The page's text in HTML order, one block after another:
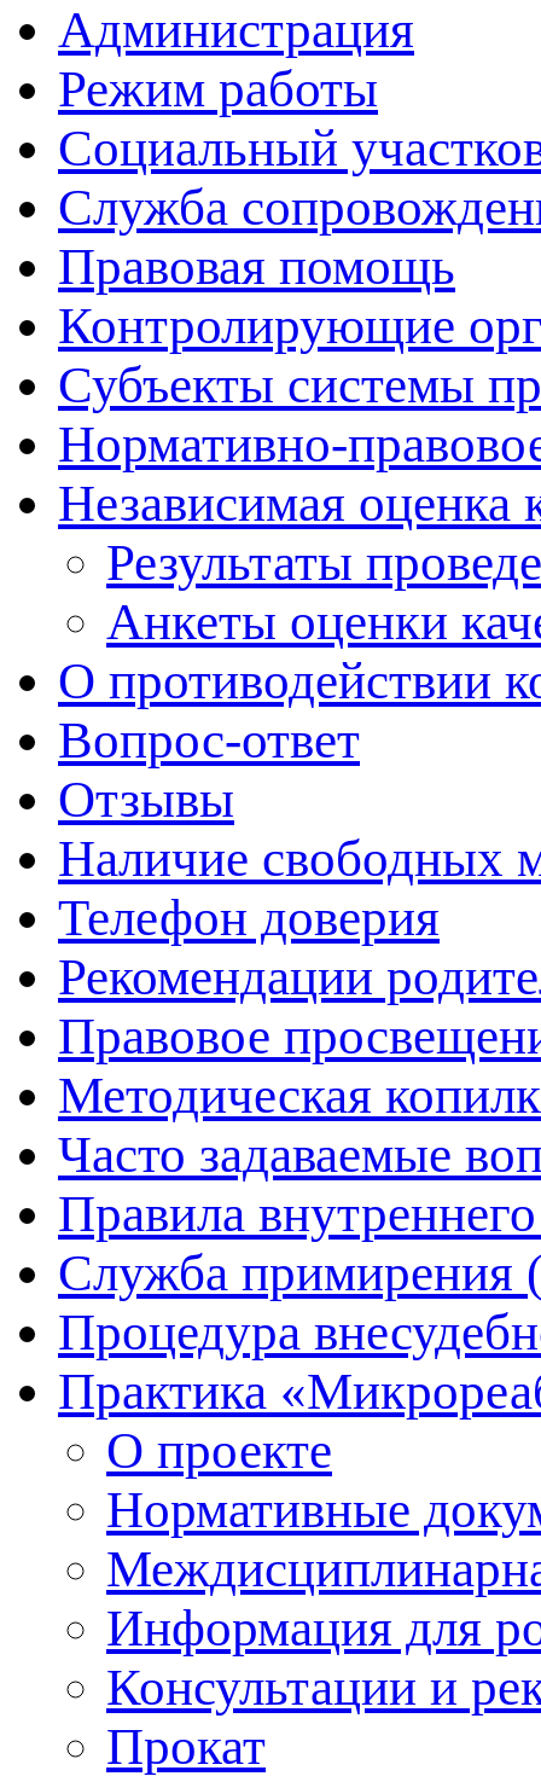
Администрация
Режим работы
Социальный
Служба
Правовая помощь
Контролирующие
Субъекты системы
Нормативно-
Независимая оценка
Результаты
Анкеты оценки
О противодействии
Вопрос-ответ
Отзывы
Наличие свободных
Телефон доверия
Рекомендации
Правовое
Методическая
Часто задаваемые
Правила
Служба примирения
Процедура
Практика
О проекте
Нормативные
Информация для
Консультации и
Прокат